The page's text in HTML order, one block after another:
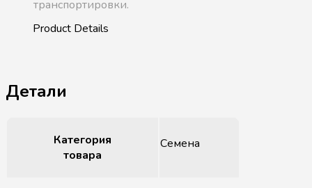
транспортировки.
Детали
Категория
товара
Семена